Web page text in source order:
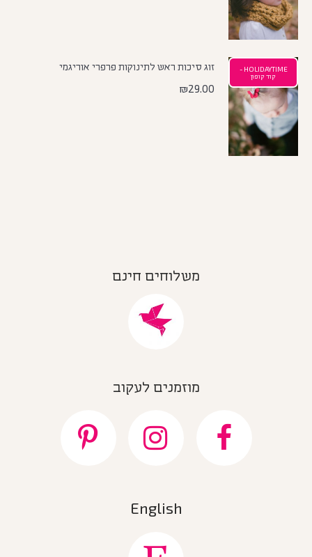
HOLIDAYTIME -
קוד קופון
זוג סיכות ראש לתינוקות פרפרי אוריגמי
₪29.00
משלוחים חינם
מוזמנים לעקוב
English